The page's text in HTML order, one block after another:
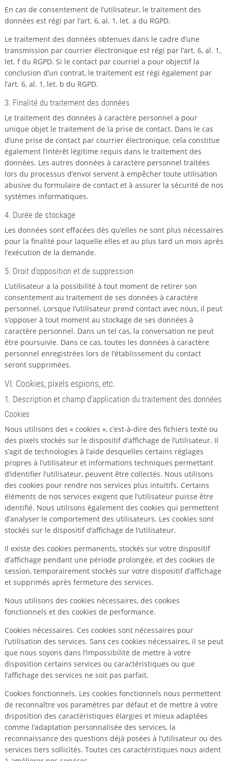
En cas de consentement de l’utilisateur, le traitement des
données est régi par l’art. 6, al. 1, let. a du RGPD.
Le traitement des données obtenues dans le cadre d’une
transmission par courrier électronique est régi par l’art. 6, al. 1,
let. f du RGPD. Si le contact par courriel a pour objectif la
conclusion d’un contrat, le traitement est régi également par
l’art. 6, al. 1, let. b du RGPD.
3. Finalité du traitement des données
Le traitement des données à caractère personnel a pour
unique objet le traitement de la prise de contact. Dans le cas
d’une prise de contact par courrier électronique, cela constitue
également l’intérêt légitime requis dans le traitement des
données. Les autres données à caractère personnel traitées
lors du processus d’envoi servent à empêcher toute utilisation
abusive du formulaire de contact et à assurer la sécurité de nos
systèmes informatiques.
4. Durée de stockage
Les données sont effacées dès qu’elles ne sont plus nécessaires
pour la finalité pour laquelle elles et au plus tard un mois après
l’exécution de la demande.
5. Droit d’opposition et de suppression
L’utilisateur a la possibilité à tout moment de retirer son
consentement au traitement de ses données à caractère
personnel. Lorsque l’utilisateur prend contact avec nous, il peut
s’opposer à tout moment au stockage de ses données à
caractère personnel. Dans un tel cas, la conversation ne peut
être poursuivie. Dans ce cas, toutes les données à caractère
personnel enregistrées lors de l’établissement du contact
seront supprimées.
VI. Cookies, pixels espions, etc.
1. Description et champ d’application du traitement des données
Cookies
Nous utilisons des « cookies », c’est-à-dire des fichiers texte ou
des pixels stockés sur le dispositif d’affichage de l’utilisateur. Il
s’agit de technologies à l’aide desquelles certains réglages
propres à l’utilisateur et informations techniques permettant
d’identifier l’utilisateur, peuvent être collectés. Nous utilisons
des cookies pour rendre nos services plus intuitifs. Certains
éléments de nos services exigent que l’utilisateur puisse être
identifié. Nous utilisons également des cookies qui permettent
d’analyser le comportement des utilisateurs. Les cookies sont
stockés sur le dispositif d’affichage de l’utilisateur.
Il existe des cookies permanents, stockés sur votre dispositif
d’affichage pendant une période prolongée, et des cookies de
session, temporairement stockés sur votre dispositif d’affichage
et supprimés après fermeture des services.
Nous utilisons des cookies nécessaires, des cookies
fonctionnels et des cookies de performance.
Cookies nécessaires. Ces cookies sont nécessaires pour
l’utilisation des services. Sans ces cookies nécessaires, il se peut
que nous soyons dans l’impossibilité de mettre à votre
disposition certains services ou caractéristiques ou que
l’affichage des services ne soit pas parfait.
Cookies fonctionnels. Les cookies fonctionnels nous permettent
de reconnaître vos paramètres par défaut et de mettre à votre
disposition des caractéristiques élargies et mieux adaptées
comme l’adaptation personnalisée des services, la
reconnaissance des questions déjà posées à l’utilisateur ou des
services tiers sollicités. Toutes ces caractéristiques nous aident